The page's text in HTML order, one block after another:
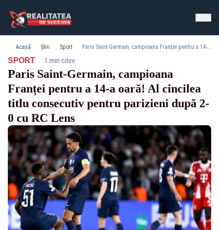
Acasă Știri Sport Paris Saint-Germain, campioana Franței pentru a 14-a oară! Al cincilea titlu consecutiv pentru parizieni după 2-0 cu RC Lens
SPORT· 1 min citire
Paris Saint-Germain, campioana
Franței pentru a 14-a oară! Al cincilea
titlu consecutiv pentru parizieni după 2-
0 cu RC Lens